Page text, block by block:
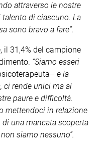
attraverso le nostre
di ciascuno. La
sono bravo a fare”.
il 31,4% del campione
“Siamo esseri
e la
ci rende unici ma al
paure e difficoltà.
mettendoci in relazione
una mancata scoperta
siamo nessuno”.